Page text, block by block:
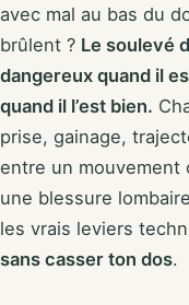
avec mal au bas du
brûlent ? Le soulevé
dangereux quand il
quand il l’est bien.
prise, gainage,
entre un
une blessure
les vrais leviers
sans casser ton dos.